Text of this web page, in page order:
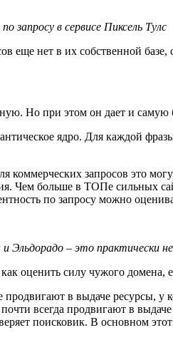
запросу в сервисе Пиксель Тулс
нет в их собственной
Но при этом он дает и самую
ядро. Для каждой
запросов это
Чем больше в ТОПе сильных
по запросу можно
– это практически
оценить силу чужого
в выдаче ресурсы,
всегда продвигают в
поисковик. В основном